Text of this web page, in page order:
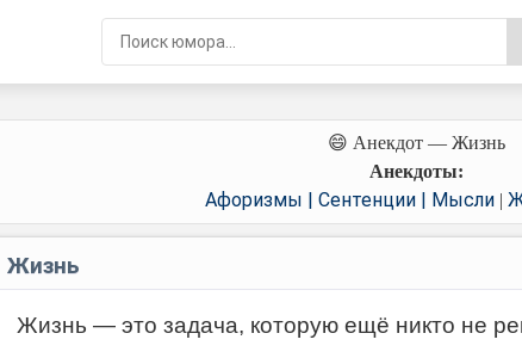
😄 Анекдот — Жизнь
Анекдоты:
Афоризмы | Сентенции | Мысли|
Жизнь
Жизнь — это задача, которую ещё никто не